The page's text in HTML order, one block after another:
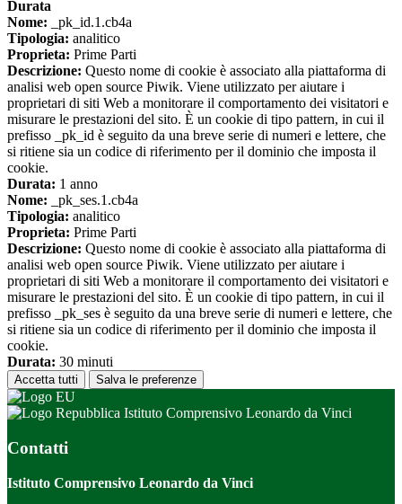
Durata
Nome: _pk_id.1.cb4a
Tipologia: analitico
Proprieta: Prime Parti
Descrizione: Questo nome di cookie è associato alla piattaforma di
analisi web open source Piwik. Viene utilizzato per aiutare i
proprietari di siti Web a monitorare il comportamento dei visitatori e
misurare le prestazioni del sito. È un cookie di tipo pattern, in cui il
prefisso _pk_id è seguito da una breve serie di numeri e lettere, che
si ritiene sia un codice di riferimento per il dominio che imposta il
cookie.
Durata: 1 anno
Nome: _pk_ses.1.cb4a
Tipologia: analitico
Proprieta: Prime Parti
Descrizione: Questo nome di cookie è associato alla piattaforma di
analisi web open source Piwik. Viene utilizzato per aiutare i
proprietari di siti Web a monitorare il comportamento dei visitatori e
misurare le prestazioni del sito. È un cookie di tipo pattern, in cui il
prefisso _pk_ses è seguito da una breve serie di numeri e lettere, che
si ritiene sia un codice di riferimento per il dominio che imposta il
cookie.
Durata: 30 minuti
Accetta tutti Salva le preferenze
Istituto Comprensivo Leonardo da Vinci
Contatti
Istituto Comprensivo Leonardo da Vinci